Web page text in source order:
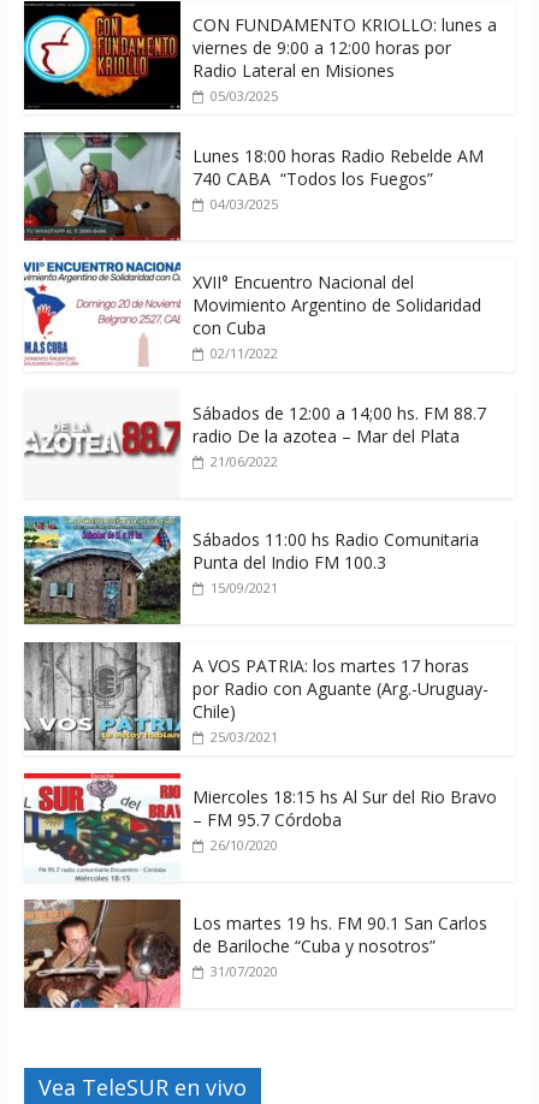
CON FUNDAMENTO KRIOLLO: lunes a
viernes de 9:00 a 12:00 horas por
Radio Lateral en Misiones
05/03/2025
Lunes 18:00 horas Radio Rebelde AM
740 CABA “Todos los Fuegos”
04/03/2025
XVII° Encuentro Nacional del
Movimiento Argentino de Solidaridad
con Cuba
02/11/2022
Sábados de 12:00 a 14;00 hs. FM 88.7
radio De la azotea – Mar del Plata
21/06/2022
Sábados 11:00 hs Radio Comunitaria
Punta del Indio FM 100.3
15/09/2021
A VOS PATRIA: los martes 17 horas
por Radio con Aguante (Arg.-Uruguay-
Chile)
25/03/2021
Miercoles 18:15 hs Al Sur del Rio Bravo
– FM 95.7 Córdoba
26/10/2020
Los martes 19 hs. FM 90.1 San Carlos
de Bariloche “Cuba y nosotros”
31/07/2020
Vea TeleSUR en vivo